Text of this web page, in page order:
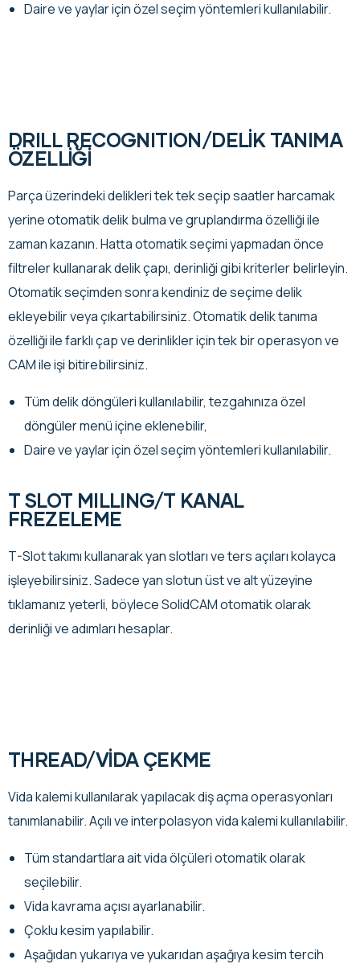
Daire ve yaylar için özel seçim yöntemleri kullanılabilir.
DRILL RECOGNITION/DELİK TANIMA
ÖZELLİĞİ
Parça üzerindeki delikleri tek tek seçip saatler harcamak
yerine otomatik delik bulma ve gruplandırma özelliği ile
zaman kazanın. Hatta otomatik seçimi yapmadan önce
filtreler kullanarak delik çapı, derinliği gibi kriterler belirleyin.
Otomatik seçimden sonra kendiniz de seçime delik
ekleyebilir veya çıkartabilirsiniz. Otomatik delik tanıma
özelliği ile farklı çap ve derinlikler için tek bir operasyon ve
CAM ile işi bitirebilirsiniz.
Tüm delik döngüleri kullanılabilir, tezgahınıza özel
döngüler menü içine eklenebilir,
Daire ve yaylar için özel seçim yöntemleri kullanılabilir.
T SLOT MILLING/T KANAL
FREZELEME
T-Slot takımı kullanarak yan slotları ve ters açıları kolayca
işleyebilirsiniz. Sadece yan slotun üst ve alt yüzeyine
tıklamanız yeterli, böylece SolidCAM otomatik olarak
derinliği ve adımları hesaplar.
THREAD/VİDA ÇEKME
Vida kalemi kullanılarak yapılacak diş açma operasyonları
tanımlanabilir. Açılı ve interpolasyon vida kalemi kullanılabilir.
Tüm standartlara ait vida ölçüleri otomatik olarak
seçilebilir.
Vida kavrama açısı ayarlanabilir.
Çoklu kesim yapılabilir.
Aşağıdan yukarıya ve yukarıdan aşağıya kesim tercih